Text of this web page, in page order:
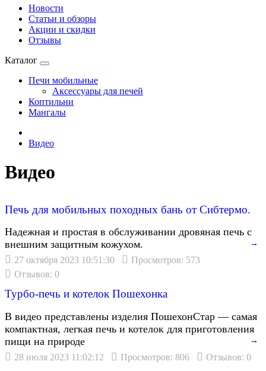
Новости
Статьи и обзоры
Акции и скидки
Отзывы
Каталог
Печи мобильные
Аксессуары для печей
Коптильни
Мангалы
Видео
Видео
Печь для мобильных походных бань от Сибтермо.
Надежная и простая в обслуживании дровяная печь с
внешним защитным кожухом.
→
27 октября 2023 10:51:30
Просмотров: 573
Отзывов: 0
Турбо-печь и котелок Пошехонка
В видео представлены изделия ПошехонСтар — самая
компактная, легкая печь и котелок для приготовления
пищи на природе
→
28 июля 2023 11:02:12 Просмотров: 806 Отзывов: 0